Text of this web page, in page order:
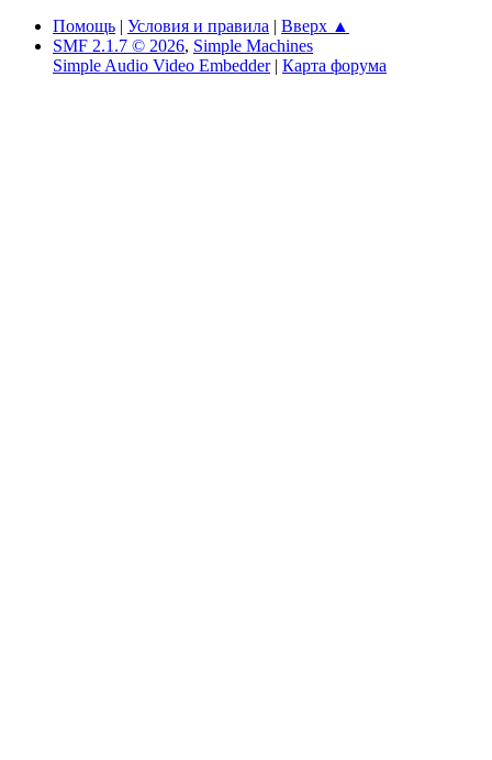
Помощь | Условия и правила | Вверх ▲
SMF 2.1.7 © 2026, Simple Machines
Simple Audio Video Embedder| Карта форума